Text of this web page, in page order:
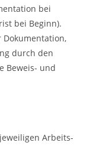
bei
bei Beginn).
Dokumentation,
durch den
Beweis- und
Arbeits-